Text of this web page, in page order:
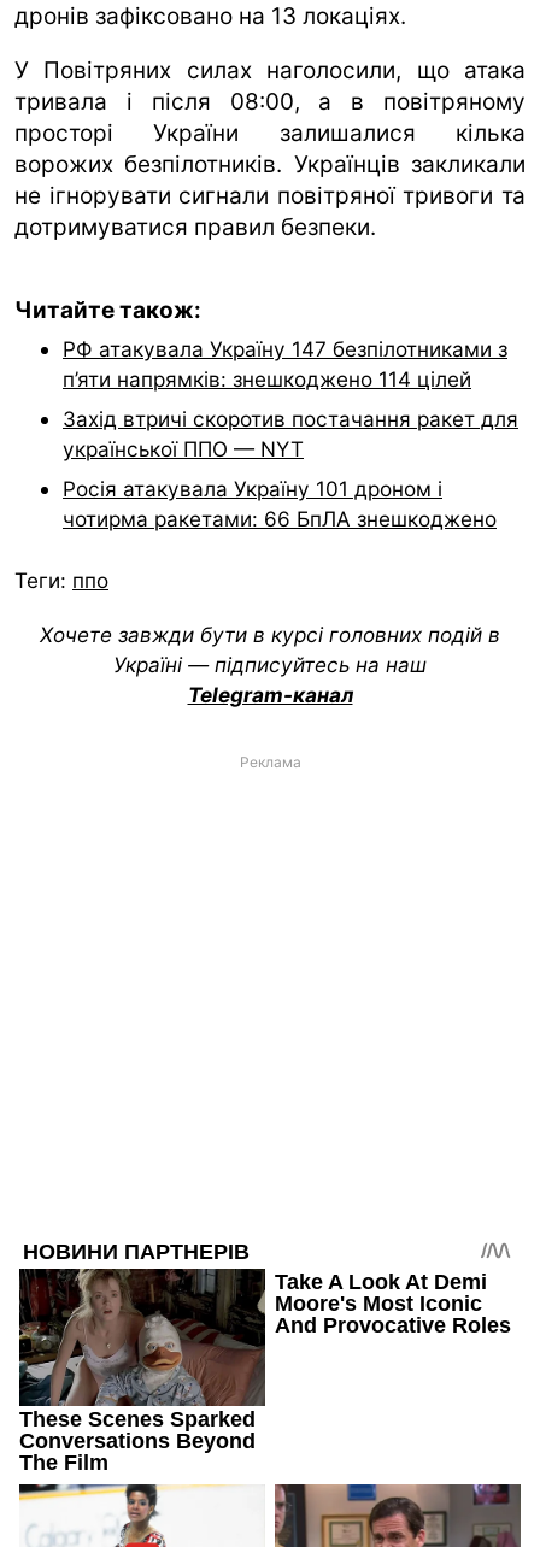
дронів зафіксовано на 13 локаціях.
У Повітряних силах наголосили, що атака
тривала і після 08:00, а в повітряному
просторі України залишалися кілька
ворожих безпілотників. Українців закликали
не ігнорувати сигнали повітряної тривоги та
дотримуватися правил безпеки.
Читайте також:
РФ атакувала Україну 147 безпілотниками з
п’яти напрямків: знешкоджено 114 цілей
Захід втричі скоротив постачання ракет для
української ППО — NYT
Росія атакувала Україну 101 дроном і
чотирма ракетами: 66 БпЛА знешкоджено
Теги: ппо
Хочете завжди бути в курсі головних подій в
Україні — підписуйтесь на наш
Telegram-канал
Реклама